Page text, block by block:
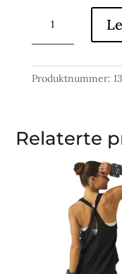
SLIM
RACERBACK
TANK
Produktnummer:
Relaterte